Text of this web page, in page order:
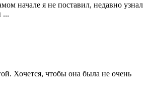
начале я не поставил, недавно узнал
...
Хочется, чтобы она была не очень